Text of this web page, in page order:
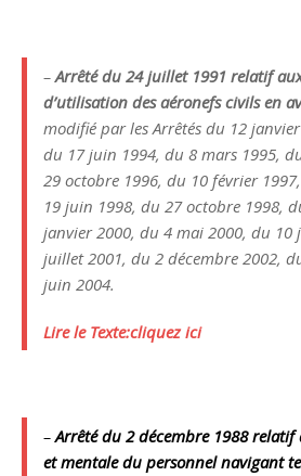
–Arrêtédu 24 juillet 1991 relatif
d’utilisation des aéronefs civils en
modifié par les Arrêtés du 12
du 17 juin 1994, du 8 mars 1995,
29 octobre 1996, du 10 février
19 juin 1998, du 27 octobre 1998,
janvier 2000, du 4 mai 2000, du 10
juillet 2001, du 2 décembre 2002,
juin 2004.
Lire le Texte:cliquez ici
–Arrêtédu 2 décembre 1988 relatif
et mentale du personnel navigant